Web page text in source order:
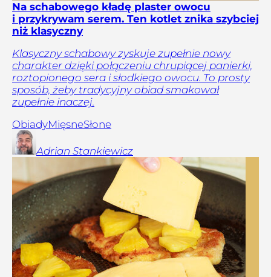
Na schabowego kładę plaster owocu
i przykrywam serem. Ten kotlet znika szybciej
niż klasyczny
Klasyczny schabowy zyskuje zupełnie nowy
charakter dzięki połączeniu chrupiącej panierki,
roztopionego sera i słodkiego owocu. To prosty
sposób, żeby tradycyjny obiad smakował
zupełnie inaczej.
ObiadyMięsneSłone
Adrian Stankiewicz